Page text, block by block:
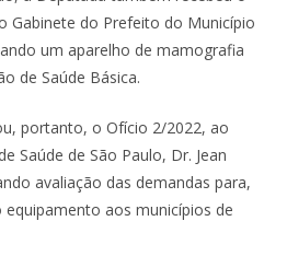
Gabinete do Prefeito do Município
um aparelho de mamografia
de Saúde Básica.
portanto, o Ofício 2/2022, ao
Saúde de São Paulo, Dr. Jean
avaliação das demandas para,
equipamento aos municípios de